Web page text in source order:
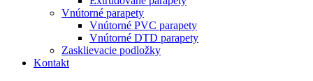
Vnútorné parapety
Vnútorné PVC parapety
Vnútorné DTD parapety
Zasklievacie podložky
Kontakt